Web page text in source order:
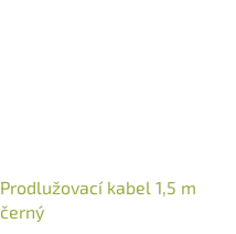
Prodlužovací kabel 1,5 m
černý